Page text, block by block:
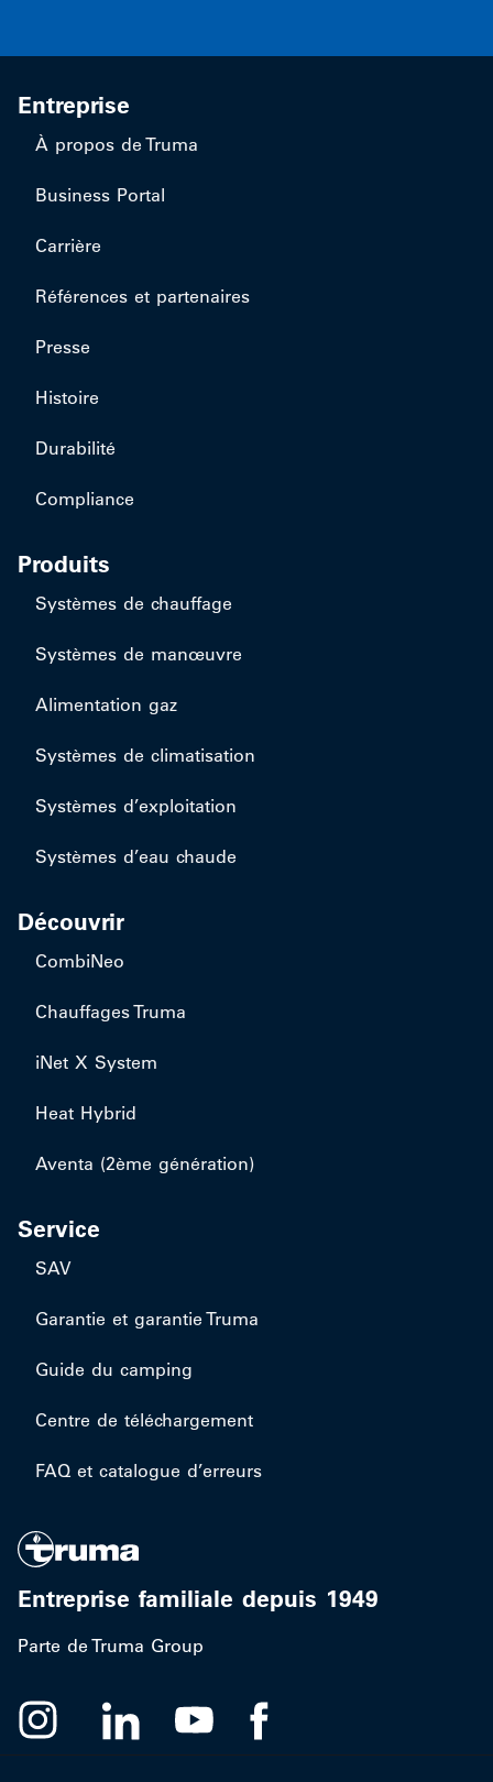
Entreprise
À propos de Truma
Business Portal
Carrière
Références et partenaires
Presse
Histoire
Durabilité
Compliance
Produits
Systèmes de chauffage
Systèmes de manœuvre
Alimentation gaz
Systèmes de climatisation
Systèmes d’exploitation
Systèmes d’eau chaude
Découvrir
CombiNeo
Chauffages Truma
iNet X System
Heat Hybrid
Aventa (2ème génération)
Service
SAV
Garantie et garantie Truma
Guide du camping
Centre de téléchargement
FAQ et catalogue d’erreurs
Entreprise familiale depuis 1949
Parte de Truma Group